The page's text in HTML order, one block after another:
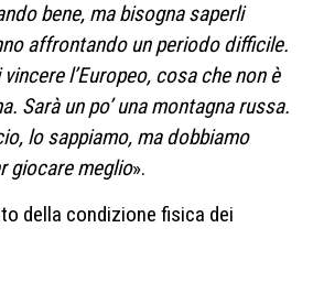
bene, ma bisogna saperli
affrontando un periodo difficile.
l’Europeo, cosa che non è
Sarà un po’ una montagna russa.
lo sappiamo, ma dobbiamo
giocare meglio».
della condizione fisica dei